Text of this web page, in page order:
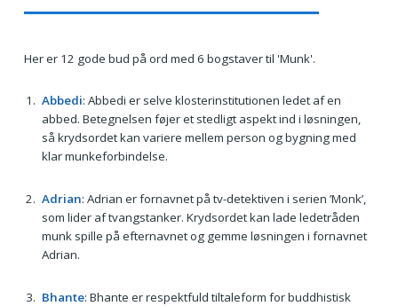
Her er 12 gode bud på ord med 6 bogstaver til 'Munk'.
Abbedi: Abbedi er selve klosterinstitutionen ledet af en
abbed. Betegnelsen føjer et stedligt aspekt ind i løsningen,
så krydsordet kan variere mellem person og bygning med
klar munkeforbindelse.
Adrian: Adrian er fornavnet på tv-detektiven i serien ’Monk’,
som lider af tvangstanker. Krydsordet kan lade ledetråden
munk spille på efternavnet og gemme løsningen i fornavnet
Adrian.
Bhante: Bhante er respektfuld tiltaleform for buddhistisk